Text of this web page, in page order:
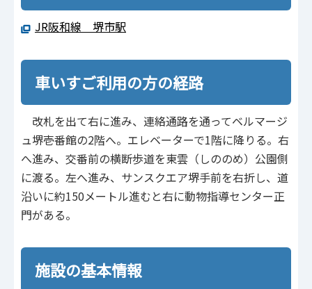
JR阪和線 堺市駅
車いすご利用の方の経路
改札を出て右に進み、連絡通路を通ってベルマージ
ュ堺壱番館の2階へ。エレベーターで1階に降りる。右
へ進み、交番前の横断歩道を東雲（しののめ）公園側
に渡る。左へ進み、サンスクエア堺手前を右折し、道
沿いに約150メートル進むと右に動物指導センター正
門がある。
施設の基本情報